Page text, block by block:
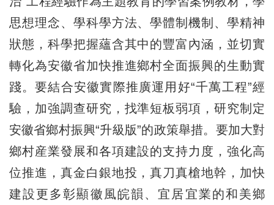
思想理念、學科學方法、學體制機制、學精神
狀態，科學把握蘊含其中的豐富內涵，並切實
轉化為安徽省加快推進鄉村全面振興的生動實
踐。要結合安徽實際推廣運用好“千萬工程”經
驗，加強調查研究，找準短板弱項，研究制定
安徽省鄉村振興“升級版”的政策舉措。要加大對
鄉村産業發展和各項建設的支持力度，強化高
位推進，真金白銀地投，真刀真槍地幹，加快
建設更多彰顯徽風皖韻、宜居宜業的和美鄉